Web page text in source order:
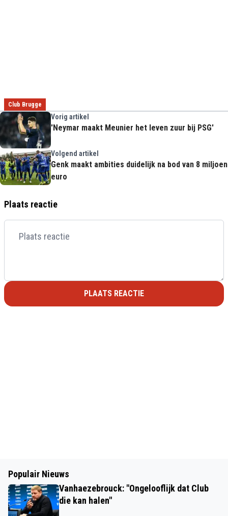
Club Brugge
Vorig artikel
'Neymar maakt Meunier het leven zuur bij PSG'
Volgend artikel
Genk maakt ambities duidelijk na bod van 8 miljoen
euro
Plaats reactie
PLAATS REACTIE
Populair Nieuws
Vanhaezebrouck: "Ongelooflijk dat Club
die kan halen"